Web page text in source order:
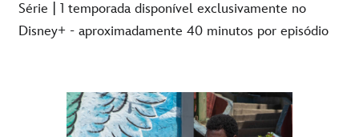
Série | 1 temporada disponível exclusivamente no
Disney+ - aproximadamente 40 minutos por episódio